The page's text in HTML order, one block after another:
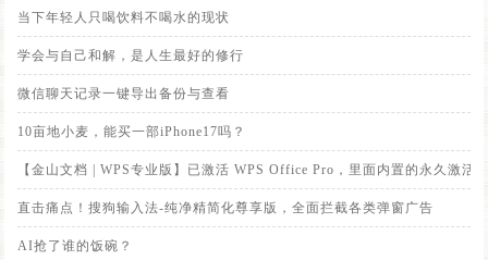
当下年轻人只喝饮料不喝水的现状
学会与自己和解，是人生最好的修行
微信聊天记录一键导出备份与查看
10亩地小麦，能买一部iPhone17吗？
【金山文档 | WPS专业版】已激活 WPS Office Pro，里面内置的永久激活
直击痛点！搜狗输入法-纯净精简化尊享版，全面拦截各类弹窗广告
AI抢了谁的饭碗？